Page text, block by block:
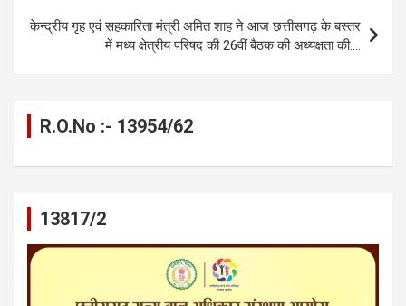
केन्द्रीय गृह एवं सहकारिता मंत्री अमित शाह ने आज छत्तीसगढ़ के बस्तर
में मध्य क्षेत्रीय परिषद की 26वीं बैठक की अध्यक्षता की….
R.O.No :- 13954/62
13817/2